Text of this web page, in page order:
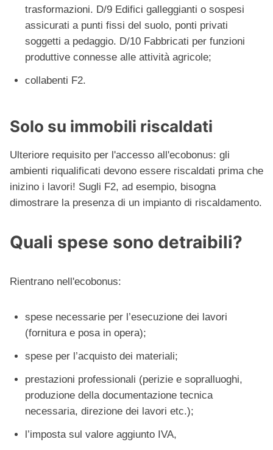
trasformazioni. D/9 Edifici galleggianti o sospesi
assicurati a punti fissi del suolo, ponti privati
soggetti a pedaggio. D/10 Fabbricati per funzioni
produttive connesse alle attività agricole;
collabenti F2.
Solo su immobili riscaldati
Ulteriore requisito per l'accesso all'ecobonus: gli
ambienti riqualificati devono essere riscaldati prima che
inizino i lavori! Sugli F2, ad esempio, bisogna
dimostrare la presenza di un impianto di riscaldamento.
Quali spese sono detraibili?
Rientrano nell'ecobonus:
spese necessarie per l’esecuzione dei lavori
(fornitura e posa in opera);
spese per l’acquisto dei materiali;
prestazioni professionali (perizie e sopralluoghi,
produzione della documentazione tecnica
necessaria, direzione dei lavori etc.);
l’imposta sul valore aggiunto IVA,